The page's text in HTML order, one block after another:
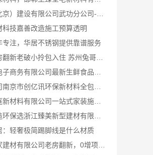
科技嘉善改造施工预算透明
专注，华居不锈钢提供靠谱服务
：轻奢极简踢脚线是什么材质